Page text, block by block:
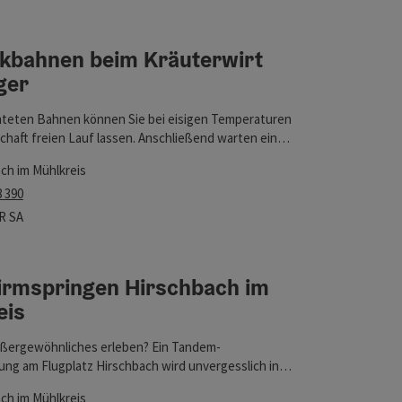
werden kann. Die Ergebnisse in der Liste werden
beim Kräuterwirt
Bahnen können Sie bei eisigen Temperaturen
freien Lauf lassen. Anschließend warten ein
auf Sieger und Verlierer. Mittwoch bis Samstag
jeden 3. Sonntag im Monat ab 10 Uhr Gruppen
der Öffnungszeiten möglich
im Mühlkreis
390
geöffnetgeöffnet
Freitag geöffnet
SASamstag geöffnet
Hirschbach im
erleben? Ein Tandem-
am Flugplatz Hirschbach wird unvergesslich in
im Mühlkreis